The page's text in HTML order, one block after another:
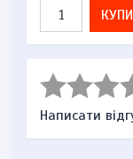
Написати